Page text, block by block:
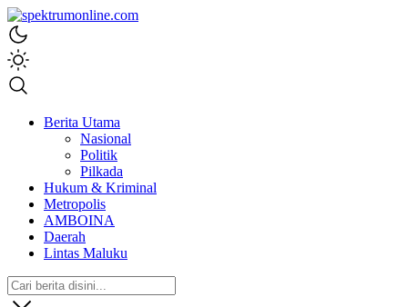
spektrumonline.com
Berita Utama
Nasional
Politik
Pilkada
Hukum & Kriminal
Metropolis
AMBOINA
Daerah
Lintas Maluku